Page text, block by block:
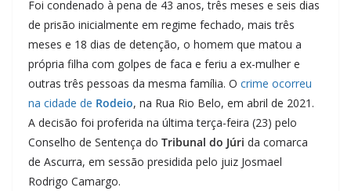
Foi condenado à pena de 43 anos, três meses e seis dias
de prisão inicialmente em regime fechado, mais três
meses e 18 dias de detenção, o homem que matou a
própria filha com golpes de faca e feriu a ex-mulher e
outras três pessoas da mesma família. O crime ocorreu
na cidade de Rodeio, na Rua Rio Belo, em abril de 2021.
A decisão foi proferida na última terça-feira (23) pelo
Conselho de Sentença do Tribunal do Júri da comarca
de Ascurra, em sessão presidida pelo juiz Josmael
Rodrigo Camargo.